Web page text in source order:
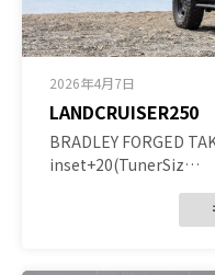
2026年4月7日
LANDCRUISER250
BRADLEY FORGED
inset+20(TunerSiz…